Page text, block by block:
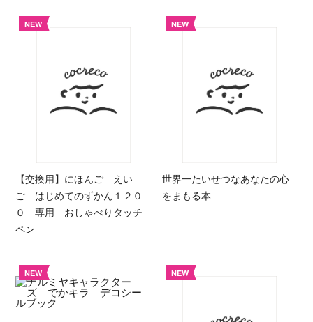
NEW
【交換用】にほんご えい
ご はじめてのずかん１２０
０ 専用 おしゃべりタッチ
ペン
NEW
世界一たいせつなあなたの心
をまもる本
NEW NEW